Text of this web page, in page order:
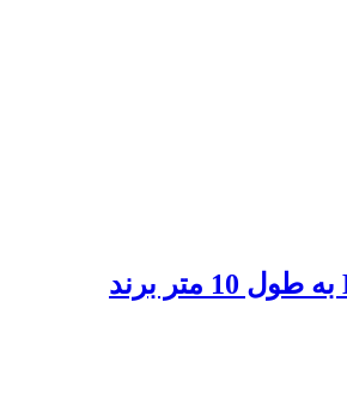
کابل HDMI 8K به طول 10 متر برند